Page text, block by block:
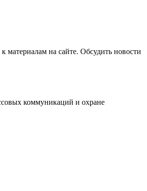
на сайте. Обсудить новости
коммуникаций и охране